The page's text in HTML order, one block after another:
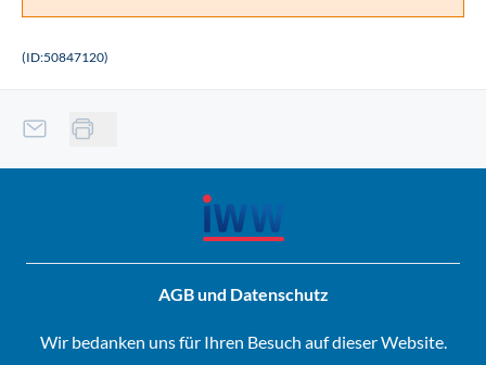
(ID:50847120)
AGB und Datenschutz
Wir bedanken uns für Ihren Besuch auf dieser Website.